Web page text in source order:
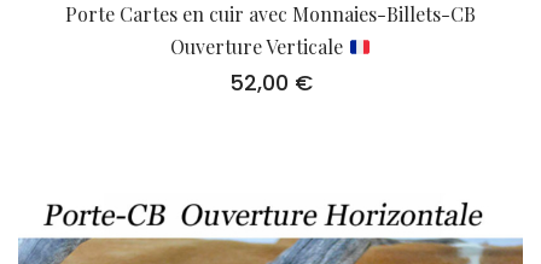
Porte Cartes en cuir avec Monnaies-Billets-CB
Ouverture Verticale
52,00 €